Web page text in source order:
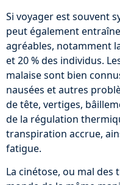
Si voyager est souvent
peut également
agréables, notamment
et 20 % des individus.
malaise sont bien
nausées et autres
de tête, vertiges,
de la régulation
transpiration accrue,
fatigue.
La cinétose, ou mal des